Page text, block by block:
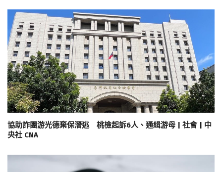
協助詐團游光德棄保潛逃 桃檢起訴6人、通緝游母 | 社會 | 中
央社 CNA